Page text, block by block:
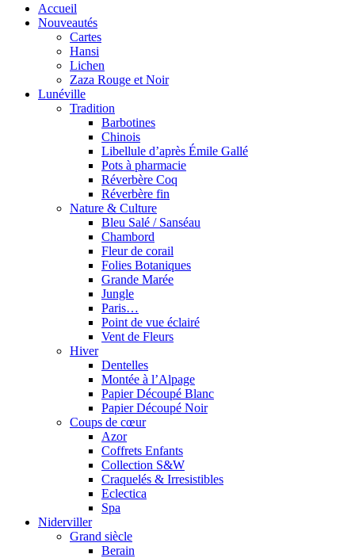
Accueil
Nouveautés
Cartes
Hansi
Lichen
Zaza Rouge et Noir
Lunéville
Tradition
Barbotines
Chinois
Libellule d’après Émile Gallé
Pots à pharmacie
Réverbère Coq
Réverbère fin
Nature & Culture
Bleu Salé / Sanséau
Chambord
Fleur de corail
Folies Botaniques
Grande Marée
Jungle
Paris…
Point de vue éclairé
Vent de Fleurs
Hiver
Dentelles
Montée à l’Alpage
Papier Découpé Blanc
Papier Découpé Noir
Coups de cœur
Azor
Coffrets Enfants
Collection S&W
Craquelés & Irresistibles
Eclectica
Spa
Niderviller
Grand siècle
Berain